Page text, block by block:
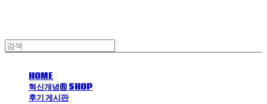
HOME
혁신개념® SHOP
후기 게시판